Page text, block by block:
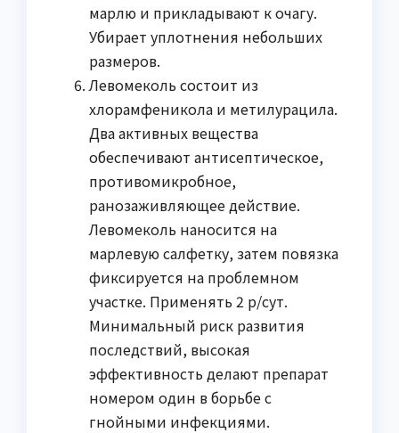
марлю и прикладывают к очагу.
Убирает уплотнения небольших
размеров.
Левомеколь состоит из
хлорамфеникола и метилурацила.
Два активных вещества
обеспечивают антисептическое,
противомикробное,
ранозаживляющее действие.
Левомеколь наносится на
марлевую салфетку, затем повязка
фиксируется на проблемном
участке. Применять 2 р/сут.
Минимальный риск развития
последствий, высокая
эффективность делают препарат
номером один в борьбе с
гнойными инфекциями.